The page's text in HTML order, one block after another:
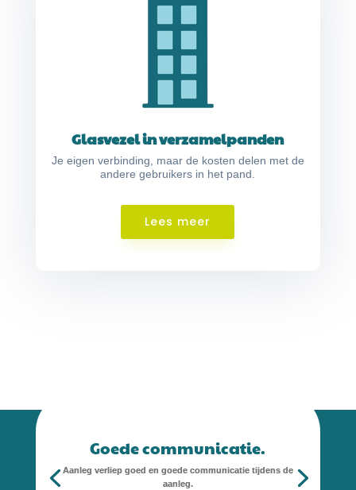
Glasvezel in verzamelpanden
Je eigen verbinding, maar de kosten delen met de
andere gebruikers in het pand.
Lees meer
Goede communicatie.
Aanleg verliep goed en goede communicatie tijdens de
aanleg.